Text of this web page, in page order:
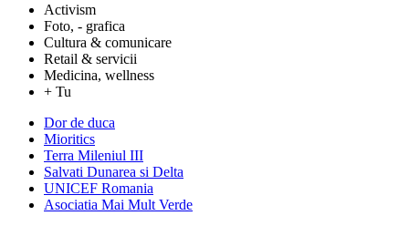
Activism
Foto, - grafica
Cultura & comunicare
Retail & servicii
Medicina, wellness
+ Tu
Dor de duca
Mioritics
Terra Mileniul III
Salvati Dunarea si Delta
UNICEF Romania
Asociatia Mai Mult Verde